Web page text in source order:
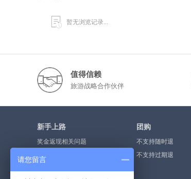
暂无浏览记录...
值得信赖
旅游战略合作伙伴
新手上路
奖金返现相关问题
奖金提现流程
团购
不支持随时退
不支持过期退
请您留言